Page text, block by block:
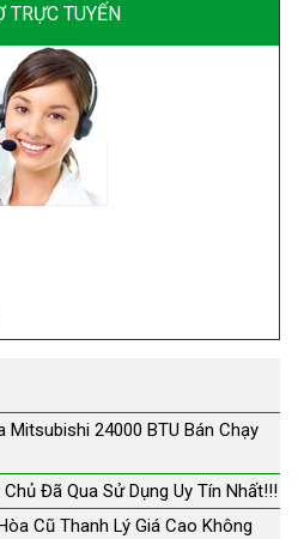
TRỰC TUYẾN
Mitsubishi 24000 BTU Bán Chạy
Đã Qua Sử Dụng Uy Tín Nhất!!!
Cũ Thanh Lý Giá Cao Không